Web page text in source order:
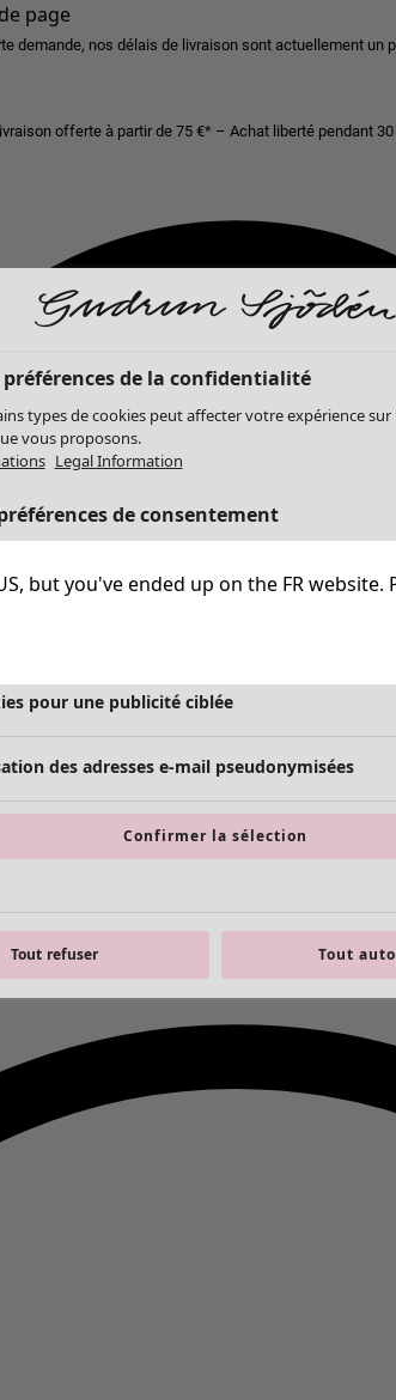
page
demande, nos délais de livraison sont actuellement
offerte à partir de 75 €* – Achat liberté pendant 30
but you've ended up on the FR website.
préférences de la confidentialité
types de cookies peut affecter votre expérience sur
vous proposons.
Legal Information
de consentement
strictement nécessaires
pour une publicité ciblée
des adresses e-mail pseudonymisées
Confirmer la sélection
Tout refuser Tout